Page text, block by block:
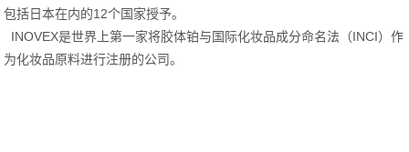
包括日本在内的12个国家授予。
INOVEX是世界上第一家将胶体铂与国际化妆品成分命名法（INCI）作
为化妆品原料进行注册的公司。